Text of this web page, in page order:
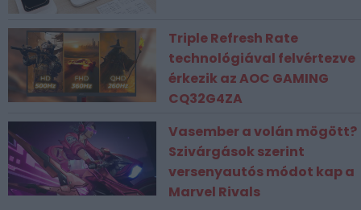
Triple Refresh Rate
technológiával felvértezve
érkezik az AOC GAMING
CQ32G4ZA
Vasember a volán mögött?
Szivárgások szerint
versenyautós módot kap a
Marvel Rivals